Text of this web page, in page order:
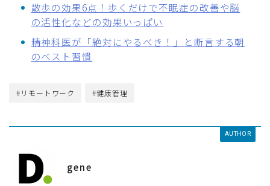
散歩の効果6点！歩くだけで不眠症の改善や脳
の活性化などの効果いっぱい
精神科医が「絶対にやるべき！」と断言する朝
のベスト習慣
#リモートワーク #健康管理
AUTHOR
gene